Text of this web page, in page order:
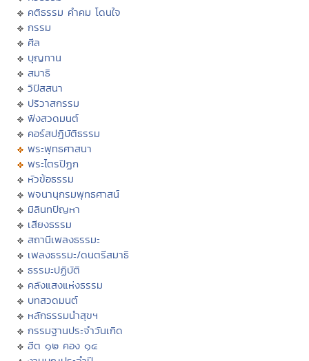
คติธรรม คำคม โดนใจ
กรรม
ศีล
บุญทาน
สมาธิ
วิปัสสนา
ปริวาสกรรม
ฟังสวดมนต์
คอร์สปฏิบัติธรรม
พระพุทธศาสนา
พระไตรปิฏก
หัวข้อธรรม
พจนานุกรมพุทธศาสน์
มิลินทปัญหา
เสียงธรรม
สถานีเพลงธรรมะ
เพลงธรรมะ/ดนตรีสมาธิ
ธรรมะปฏิบัติ
คลังแสงแห่งธรรม
บทสวดมนต์
หลักธรรมนำสุขฯ
กรรมฐานประจำวันเกิด
ฮีต ๑๒ คอง ๑๔